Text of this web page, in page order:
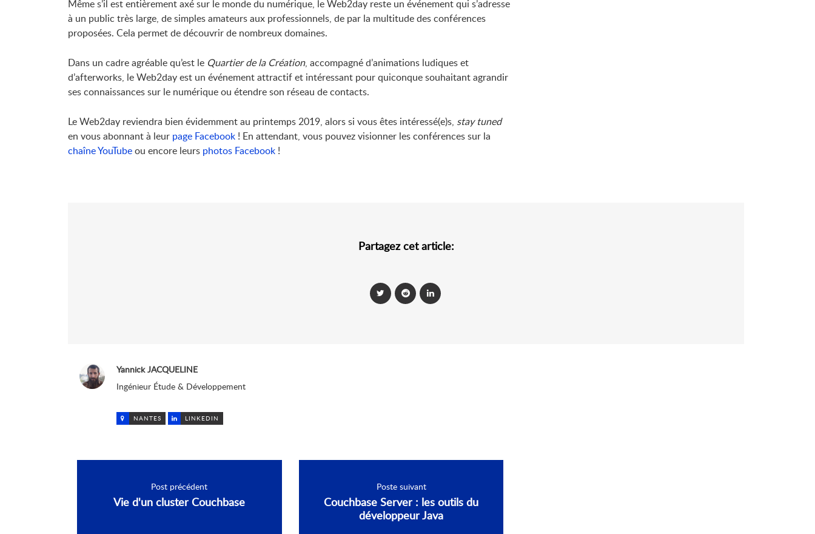
Même s’il est entièrement axé sur le monde du numérique, le Web2day reste un événement qui s’adresse
à un public très large, de simples amateurs aux professionnels, de par la multitude des conférences
proposées. Cela permet de découvrir de nombreux domaines.
Dans un cadre agréable qu’est le Quartier de la Création, accompagné d’animations ludiques et
d’afterworks, le Web2day est un événement attractif et intéressant pour quiconque souhaitant agrandir
ses connaissances sur le numérique ou étendre son réseau de contacts.
Le Web2day reviendra bien évidemment au printemps 2019, alors si vous êtes intéressé(e)s, stay tuned
en vous abonnant à leur page Facebook ! En attendant, vous pouvez visionner les conférences sur la
chaîne YouTubeou encore leurs photos Facebook !
Partagez cet article:
Yannick JACQUELINE
Ingénieur Étude & Développement
NANTES LINKEDIN
Post précédent
Vie d'un cluster Couchbase
Poste suivant
Couchbase Server : les outils du
développeur Java